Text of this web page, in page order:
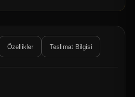
Özellikler Teslimat Bilgisi